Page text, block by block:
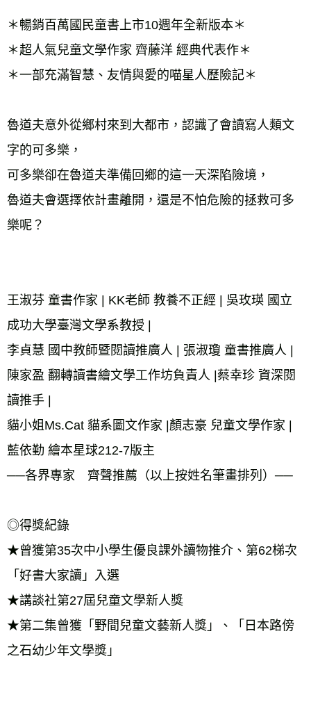
每筆NT$200，滿NT$99,999(含以上)免運費
海外叢書運費
雜誌海外運費
＊暢銷百萬國民童書上市10週年全新版本＊
＊超人氣兒童文學作家 齊藤洋 經典代表作＊
＊一部充滿智慧、友情與愛的喵星人歷險記＊
魯道夫意外從鄉村來到大都市，認識了會讀寫人類文
字的可多樂，
可多樂卻在魯道夫準備回鄉的這一天深陷險境，
魯道夫會選擇依計畫離開，還是不怕危險的拯救可多
樂呢？
王淑芬 童書作家 | KK老師 教養不正經 | 吳玫瑛 國立
成功大學臺灣文學系教授 |
李貞慧 國中教師暨閱讀推廣人 | 張淑瓊 童書推廣人 |
陳家盈 翻轉讀書繪文學工作坊負責人 |蔡幸珍 資深閱
讀推手 |
貓小姐Ms.Cat 貓系圖文作家 |顏志豪 兒童文學作家 |
藍依勤 繪本星球212-7版主
──各界專家　齊聲推薦（以上按姓名筆畫排列）──
◎得獎紀錄
★曾獲第35次中小學生優良課外讀物推介、第62梯次
「好書大家讀」入選
★講談社第27屆兒童文學新人獎
★第二集曾獲「野間兒童文藝新人獎」、「日本路傍
之石幼少年文學獎」